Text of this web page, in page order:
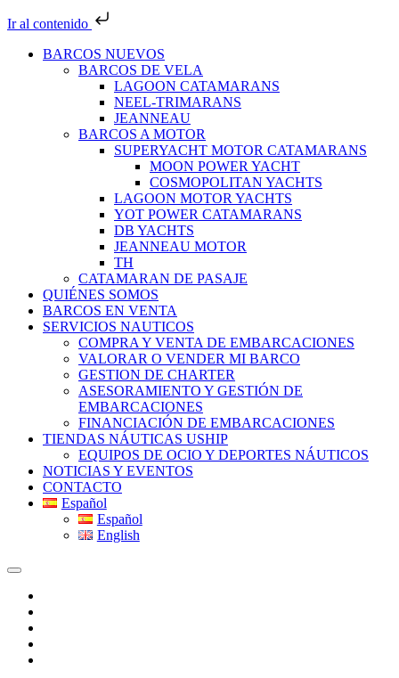
Ir al contenido
BARCOS NUEVOS
BARCOS DE VELA
LAGOON CATAMARANS
NEEL-TRIMARANS
JEANNEAU
BARCOS A MOTOR
SUPERYACHT MOTOR CATAMARANS
MOON POWER YACHT
COSMOPOLITAN YACHTS
LAGOON MOTOR YACHTS
YOT POWER CATAMARANS
DB YACHTS
JEANNEAU MOTOR
TH
CATAMARAN DE PASAJE
QUIÉNES SOMOS
BARCOS EN VENTA
SERVICIOS NAUTICOS
COMPRA Y VENTA DE EMBARCACIONES
VALORAR O VENDER MI BARCO
GESTION DE CHARTER
ASESORAMIENTO Y GESTIÓN DE
EMBARCACIONES
FINANCIACIÓN DE EMBARCACIONES
TIENDAS NÁUTICAS USHIP
EQUIPOS DE OCIO Y DEPORTES NÁUTICOS
NOTICIAS Y EVENTOS
CONTACTO
Español
Español
English